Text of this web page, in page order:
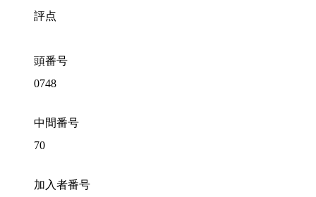
評点
頭番号
0748
中間番号
70
加入者番号